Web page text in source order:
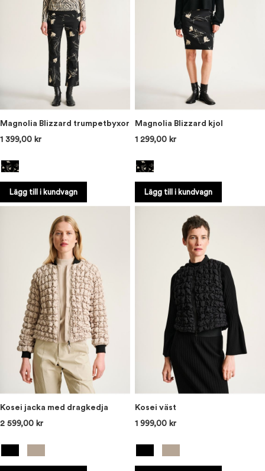
Magnolia Blizzard trumpetbyxor
1 399,00 kr
Lägg till i kundvagn
Magnolia Blizzard kjol
1 299,00 kr
Lägg till i kundvagn
Kosei jacka med dragkedja
2 599,00 kr
Kosei väst
1 999,00 kr